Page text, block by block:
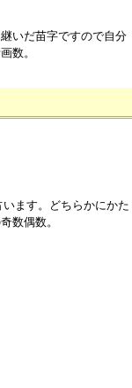
いだ苗字ですので自分
数。
ます。どちらかにかた
数偶数。